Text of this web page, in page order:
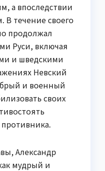
а впоследствии
В течение своего
продолжал
Руси, включая
и шведскими
Невский
и военный
своих
Александр
мудрый и